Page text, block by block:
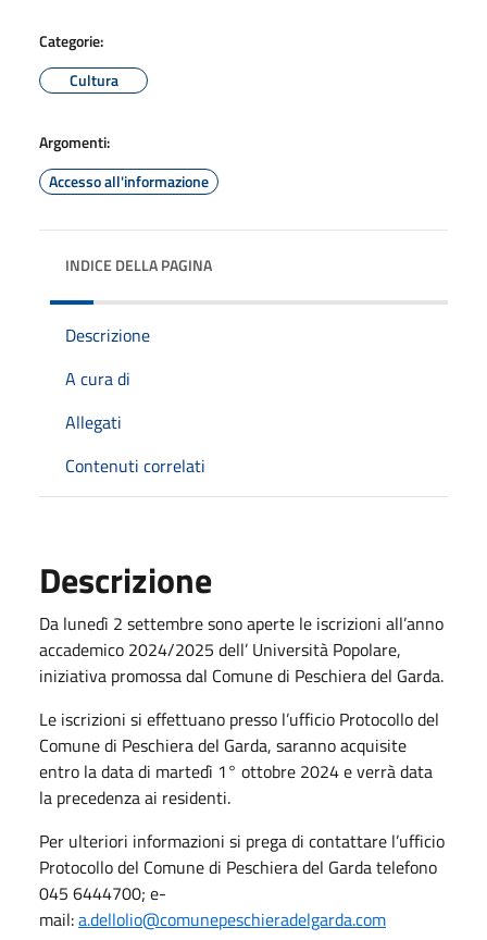
Categorie:
Cultura
Argomenti:
Accesso all'informazione
INDICE DELLA PAGINA
Descrizione
A cura di
Allegati
Contenuti correlati
Descrizione
Da lunedì 2 settembre sono aperte le iscrizioni all’anno
accademico 2024/2025 dell’ Università Popolare,
iniziativa promossa dal Comune di Peschiera del Garda.
Le iscrizioni si effettuano presso l’ufficio Protocollo del
Comune di Peschiera del Garda, saranno acquisite
entro la data di martedì 1° ottobre 2024 e verrà data
la precedenza ai residenti.
Per ulteriori informazioni si prega di contattare l’ufficio
Protocollo del Comune di Peschiera del Garda telefono
045 6444700; e-
mail:a.dellolio@comunepeschieradelgarda.com